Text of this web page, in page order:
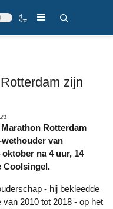
zijn
van
na 4 uur, 14
Coolsingel.
2010 tot 2018 - op het